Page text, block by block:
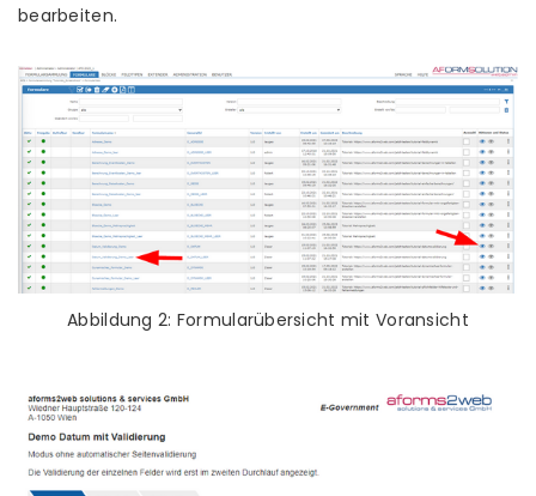
bearbeiten.
Abbildung 2: Formularübersicht mit Voransicht